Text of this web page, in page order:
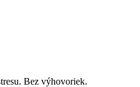
Bez výhovoriek.